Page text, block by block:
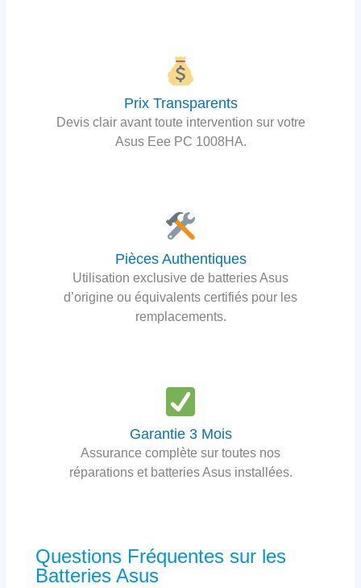
Prix Transparents
Devis clair avant toute intervention sur votre
Asus Eee PC 1008HA.
Pièces Authentiques
Utilisation exclusive de batteries Asus
d’origine ou équivalents certifiés pour les
remplacements.
Garantie 3 Mois
Assurance complète sur toutes nos
réparations et batteries Asus installées.
Questions Fréquentes sur les
Batteries Asus